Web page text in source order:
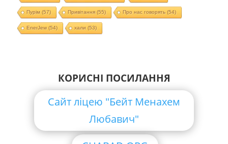
Пурім (57) Привітання(55) Про нас говорять (54)
EnerJew(54) хали (53)
КОРИСНІ ПОСИЛАННЯ
Сайт ліцею "Бейт Менахем
Любавич"